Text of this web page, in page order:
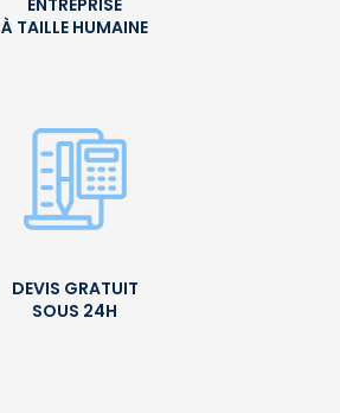
ENTREPRISE
À TAILLE HUMAINE
DEVIS GRATUIT
SOUS 24H